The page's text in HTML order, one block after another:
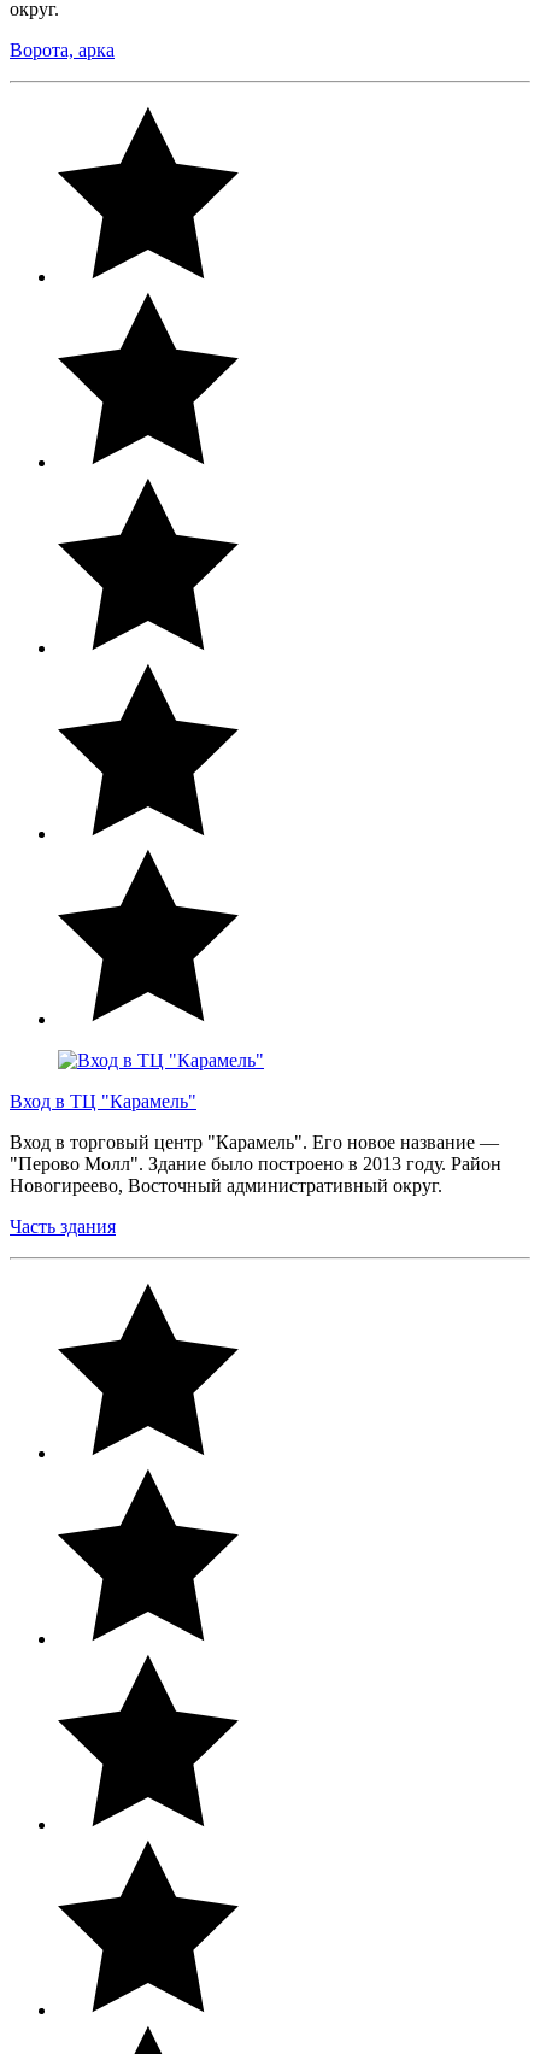
округ.
Ворота, арка
Вход в ТЦ "Карамель"
Вход в торговый центр "Карамель". Его новое название —
"Перово Молл". Здание было построено в 2013 году. Район
Новогиреево, Восточный административный округ.
Часть здания